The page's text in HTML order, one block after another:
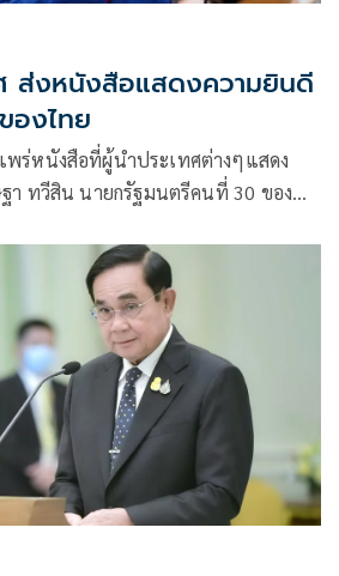
ส่งหนังสือแสดงความยินดี
องไทย
พร่หนังสือที่ผู้นำประเทศต่างๆแสดง
า ทวีสิน นายกรัฐมนตรีคนที่ 30 ของ